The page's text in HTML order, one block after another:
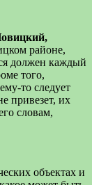
районе,
должен каждый
того,
то следует
привезет, их
словам,
объектах и